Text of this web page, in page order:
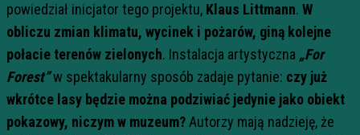
powiedział inicjator tego projektu, Klaus Littmann. W
obliczu zmian klimatu, wycinek i pożarów, giną kolejne
połacie terenów zielonych. Instalacja artystyczna „For
Forest”w spektakularny sposób zadaje pytanie: czy już
wkrótce lasy będzie można podziwiać jedynie jako obiekt
pokazowy, niczym w muzeum?Autorzy mają nadzieję, że